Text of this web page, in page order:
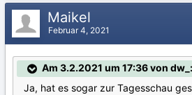
Maikel
Februar 4, 2021
Am 3.2.2021 um 17:36 von dw_:
Ja, hat es sogar zur Tagesschau